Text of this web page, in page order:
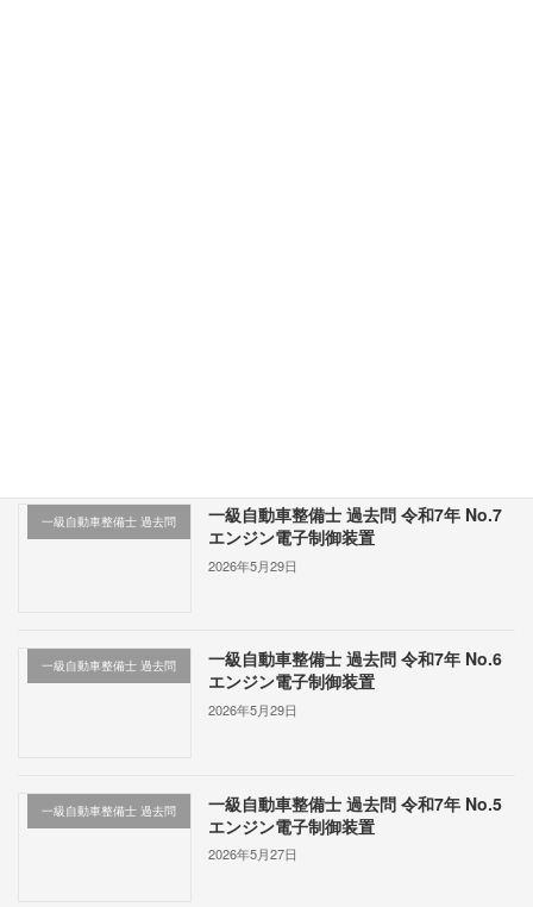
一級自動車整備士 過去問
一級自動車整備士 過去問 令和7年 No.7
エンジン電子制御装置
2026年5月29日
一級自動車整備士 過去問
一級自動車整備士 過去問 令和7年 No.6
エンジン電子制御装置
2026年5月29日
一級自動車整備士 過去問
一級自動車整備士 過去問 令和7年 No.5
エンジン電子制御装置
2026年5月27日